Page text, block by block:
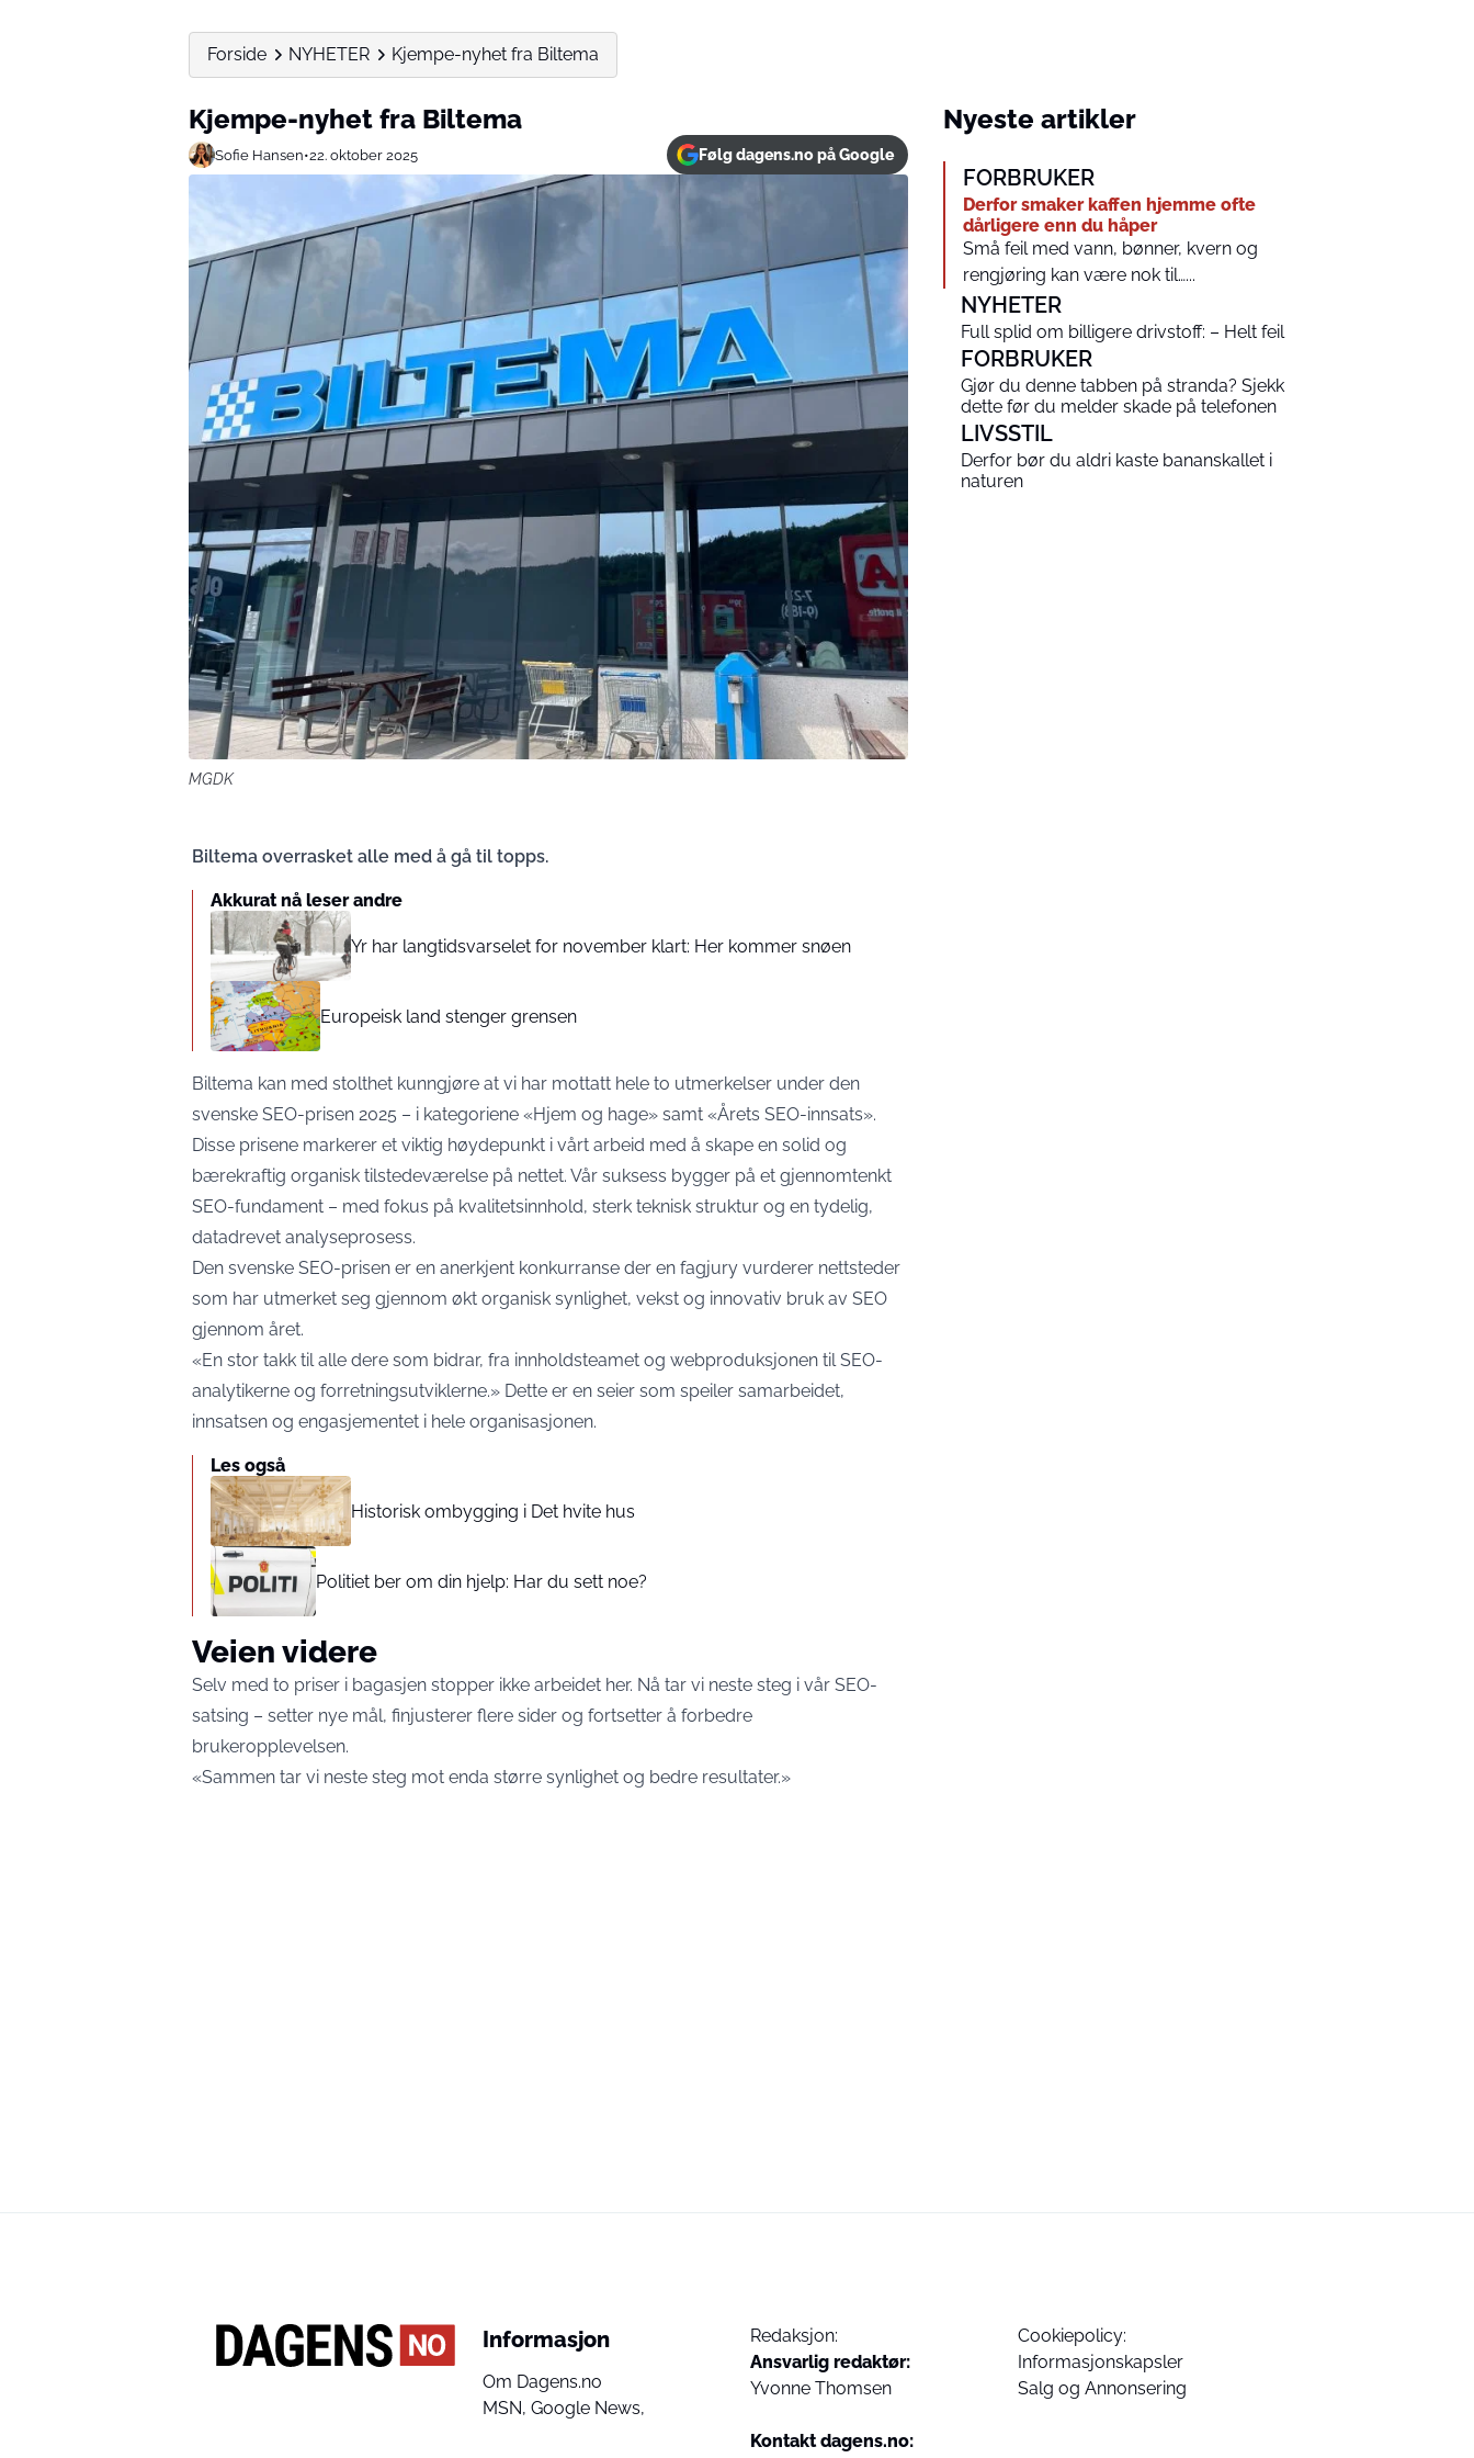
Forside NYHETER Kjempe-nyhet fra Biltema
Kjempe-nyhet fra Biltema
Sofie Hansen•22. oktober 2025 Følg dagens.no på Google
MGDK
Biltema overrasket alle med å gå til topps.
Akkurat nå leser andre
Yr har langtidsvarselet for november klart: Her kommer snøen
Europeisk land stenger grensen
Biltema kan med stolthet kunngjøre at vi har mottatt hele to utmerkelser under den
svenske SEO-prisen 2025 – i kategoriene «Hjem og hage» samt «Årets SEO-innsats».
Disse prisene markerer et viktig høydepunkt i vårt arbeid med å skape en solid og
bærekraftig organisk tilstedeværelse på nettet. Vår suksess bygger på et gjennomtenkt
SEO-fundament – med fokus på kvalitetsinnhold, sterk teknisk struktur og en tydelig,
datadrevet analyseprosess.
Den svenske SEO-prisen er en anerkjent konkurranse der en fagjury vurderer nettsteder
som har utmerket seg gjennom økt organisk synlighet, vekst og innovativ bruk av SEO
gjennom året.
«En stor takk til alle dere som bidrar, fra innholdsteamet og webproduksjonen til SEO-
analytikerne og forretningsutviklerne.» Dette er en seier som speiler samarbeidet,
innsatsen og engasjementet i hele organisasjonen.
Les også
Historisk ombygging i Det hvite hus
Politiet ber om din hjelp: Har du sett noe?
Veien videre
Selv med to priser i bagasjen stopper ikke arbeidet her. Nå tar vi neste steg i vår SEO-
satsing – setter nye mål, finjusterer flere sider og fortsetter å forbedre
brukeropplevelsen.
«Sammen tar vi neste steg mot enda større synlighet og bedre resultater.»
Nyeste artikler
FORBRUKER
Derfor smaker kaffen hjemme ofte
dårligere enn du håper
Små feil med vann, bønner, kvern og
rengjøring kan være nok til…...
NYHETER
Full splid om billigere drivstoff: – Helt feil
FORBRUKER
Gjør du denne tabben på stranda? Sjekk
dette før du melder skade på telefonen
LIVSSTIL
Derfor bør du aldri kaste bananskallet i
naturen
Informasjon
Om Dagens.no
MSN, Google News,
Redaksjon:
Ansvarlig redaktør:
Yvonne Thomsen
Kontakt dagens.no:
Cookiepolicy:
Informasjonskapsler
Salg og Annonsering